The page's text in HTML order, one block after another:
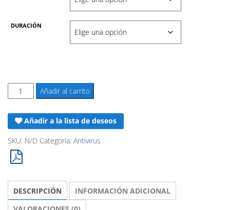
DURACIÓN
Licencia
McAfee
Total
Protection
2026
3
Añadir al carrito
Añadir a la lista de deseos
SKU: N/D Categoría: Antivirus
DESCRIPCIÓN
INFORMACIÓN ADICIONAL